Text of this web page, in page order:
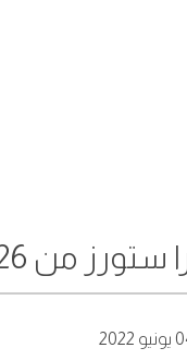
إلى 04 يونيو 2022